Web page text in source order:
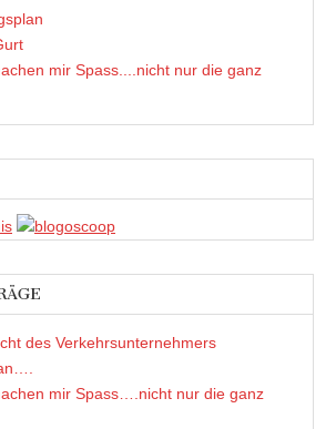
mir Spass....nicht nur die ganz
des Verkehrsunternehmers
mir Spass….nicht nur die ganz